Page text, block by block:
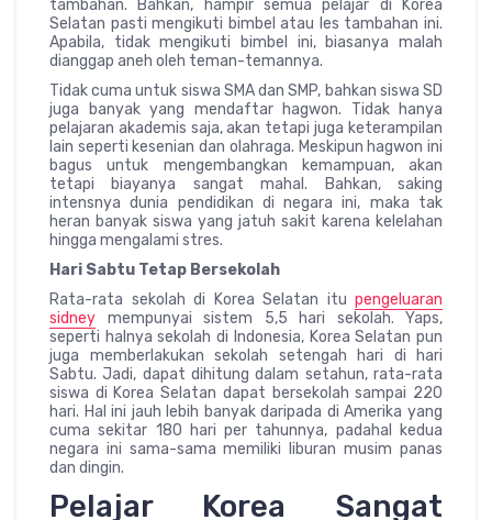
tambahan. Bahkan, hampir semua pelajar di Korea
Selatan pasti mengikuti bimbel atau les tambahan ini.
Apabila, tidak mengikuti bimbel ini, biasanya malah
dianggap aneh oleh teman-temannya.
Tidak cuma untuk siswa SMA dan SMP, bahkan siswa SD
juga banyak yang mendaftar hagwon. Tidak hanya
pelajaran akademis saja, akan tetapi juga keterampilan
lain seperti kesenian dan olahraga. Meskipun hagwon ini
bagus untuk mengembangkan kemampuan, akan
tetapi biayanya sangat mahal. Bahkan, saking
intensnya dunia pendidikan di negara ini, maka tak
heran banyak siswa yang jatuh sakit karena kelelahan
hingga mengalami stres.
Hari Sabtu Tetap Bersekolah
Rata-rata sekolah di Korea Selatan itu pengeluaran
sidney mempunyai sistem 5,5 hari sekolah. Yaps,
seperti halnya sekolah di Indonesia, Korea Selatan pun
juga memberlakukan sekolah setengah hari di hari
Sabtu. Jadi, dapat dihitung dalam setahun, rata-rata
siswa di Korea Selatan dapat bersekolah sampai 220
hari. Hal ini jauh lebih banyak daripada di Amerika yang
cuma sekitar 180 hari per tahunnya, padahal kedua
negara ini sama-sama memiliki liburan musim panas
dan dingin.
Pelajar Korea Sangat